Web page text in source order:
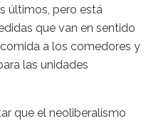
últimos, pero está
que van en sentido
a los comedores y
las unidades
que el neoliberalismo